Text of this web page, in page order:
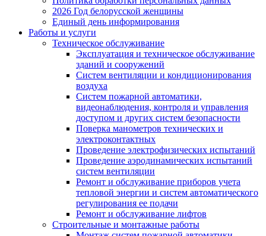
2026 Год белорусской женщины
Единый день информирования
Работы и услуги
Техническое обслуживание
Эксплуатация и техническое обслуживание
зданий и сооружений
Систем вентиляции и кондиционирования
воздуха
Систем пожарной автоматики,
видеонаблюдения, контроля и управления
доступом и других систем безопасности
Поверка манометров технических и
электроконтактных
Проведение электрофизических испытаний
Проведение аэродинамических испытаний
систем вентиляции
Ремонт и обслуживание приборов учета
тепловой энергии и систем автоматического
регулирования ее подачи
Ремонт и обслуживание лифтов
Строительные и монтажные работы